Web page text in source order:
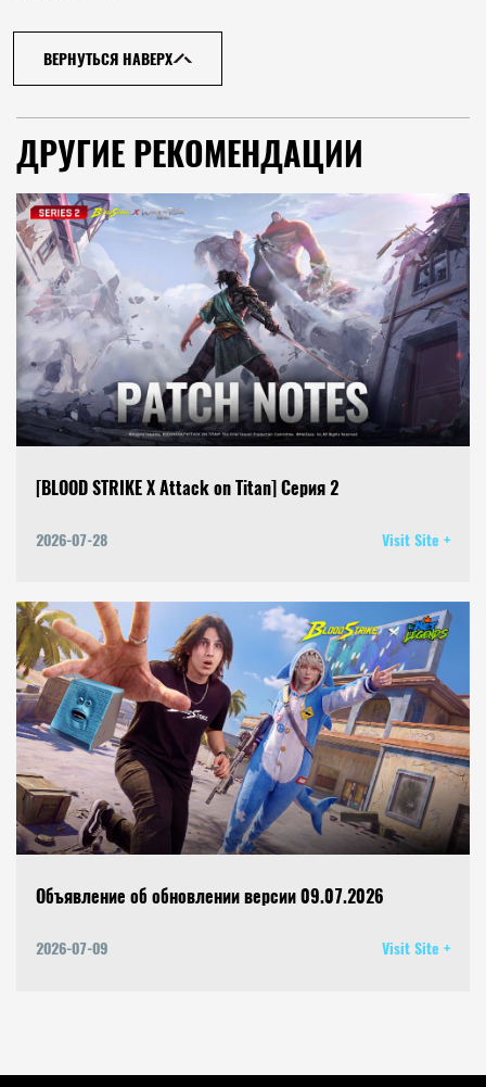
ВЕРНУТЬСЯ НАВЕРХ
ДРУГИЕ РЕКОМЕНДАЦИИ
[BLOOD STRIKE X Attack on Titan] Серия 2
2026-07-28 Visit Site +
Объявление об обновлении версии 09.07.2026
2026-07-09 Visit Site +